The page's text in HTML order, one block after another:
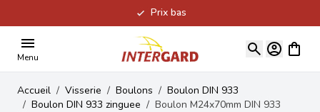
Prix bas
Menu
Voir
Accueil / Visserie / Boulons / Boulon DIN 933
/ Boulon DIN 933 zinguee / Boulon M24x70mm DIN 933